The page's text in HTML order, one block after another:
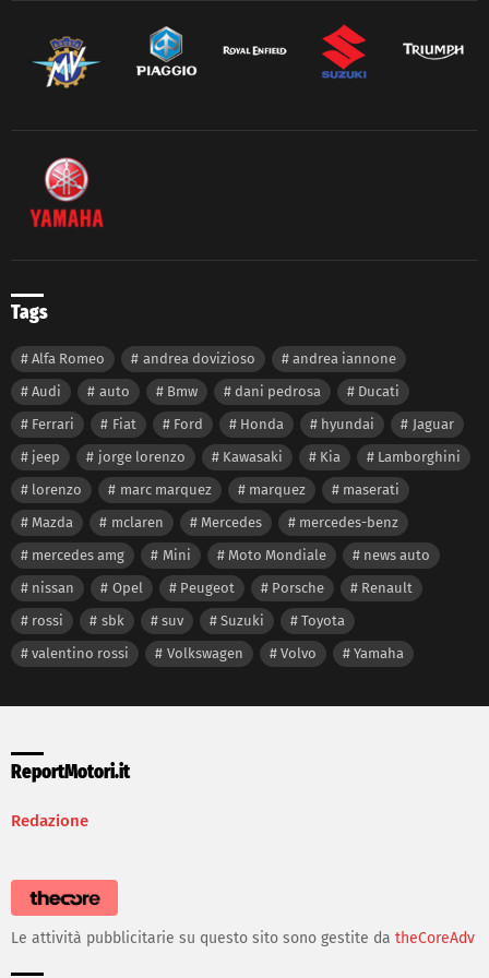
Tags
Alfa Romeo andrea dovizioso
andrea iannone
Audi
auto Bmw dani pedrosa
Ducati
Ferrari
Fiat Ford Honda hyundai
Jaguar
jeep
jorge lorenzo Kawasaki Kia
Lamborghini
lorenzo
marc marquez marquez
maserati
Mazda
mclaren Mercedes
mercedes-benz
mercedes amg
Mini Moto Mondiale
news auto
nissan
Opel Peugeot Porsche
Renault
rossi
sbk suv Suzuki
Toyota
valentino rossi
Volkswagen Volvo Yamaha
ReportMotori.it
Redazione
Le attività pubblicitarie su questo sito sono gestite da theCoreAdv